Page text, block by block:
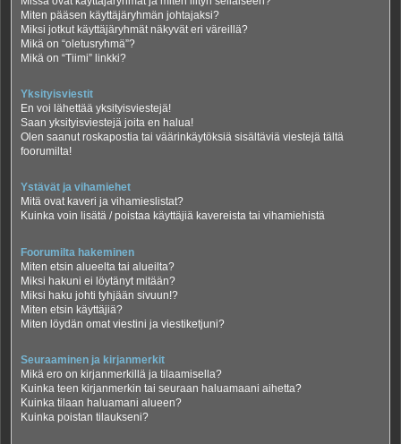
Miten pääsen käyttäjäryhmän johtajaksi?
Miksi jotkut käyttäjäryhmät näkyvät eri väreillä?
Mikä on “oletusryhmä”?
Mikä on “Tiimi” linkki?
Yksityisviestit
En voi lähettää yksityisviestejä!
Saan yksityisviestejä joita en halua!
Olen saanut roskapostia tai väärinkäytöksiä sisältäviä viestejä tältä
foorumilta!
Ystävät ja vihamiehet
Mitä ovat kaveri ja vihamieslistat?
Kuinka voin lisätä / poistaa käyttäjiä kavereista tai vihamiehistä
Foorumilta hakeminen
Miten etsin alueelta tai alueilta?
Miksi hakuni ei löytänyt mitään?
Miksi haku johti tyhjään sivuun!?
Miten etsin käyttäjiä?
Miten löydän omat viestini ja viestiketjuni?
Seuraaminen ja kirjanmerkit
Mikä ero on kirjanmerkillä ja tilaamisella?
Kuinka teen kirjanmerkin tai seuraan haluamaani aihetta?
Kuinka tilaan haluamani alueen?
Kuinka poistan tilaukseni?